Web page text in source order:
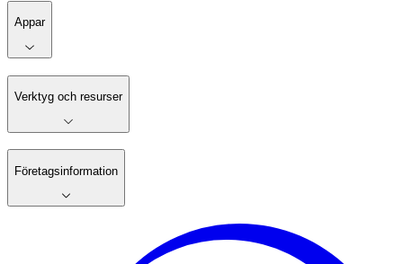
Appar
Verktyg och resurser
Företagsinformation